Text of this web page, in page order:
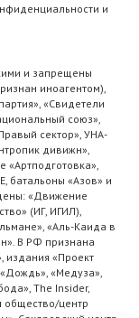
и
и запрещены
иноагентом),
«Свидетели
союз»,
сектор», УНА-
дивижн»,
батальоны «Азов» и
«Движение
(ИГ, ИГИЛ),
«Аль-Каида в
В РФ признана
издания «Проект
«Медуза»,
The Insider,
центр